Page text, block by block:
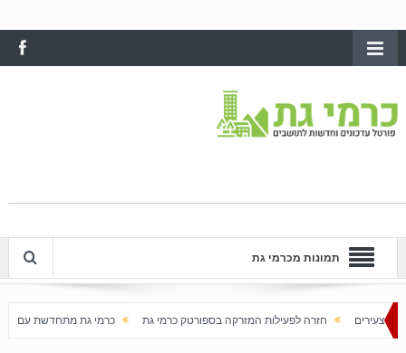
תמונות מכרמי גת
חזרה לפעילות המזרקה בספורטק כרמי גת כרמי גת מתחדשת עם בוא האביב